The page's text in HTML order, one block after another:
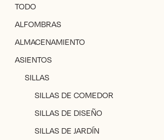
TODO
ALFOMBRAS
ALMACENAMIENTO
ASIENTOS
SILLAS
SILLAS DE COMEDOR
SILLAS DE DISEÑO
SILLAS DE JARDÍN